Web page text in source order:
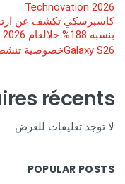
Technovation 2026
بنسبة 188% خلالعام 2026
Galaxy S26خصوصية تنشط في اللحظة المناسبة
récents
لا توجد تعليقات للعرض.
POPULAR POSTS